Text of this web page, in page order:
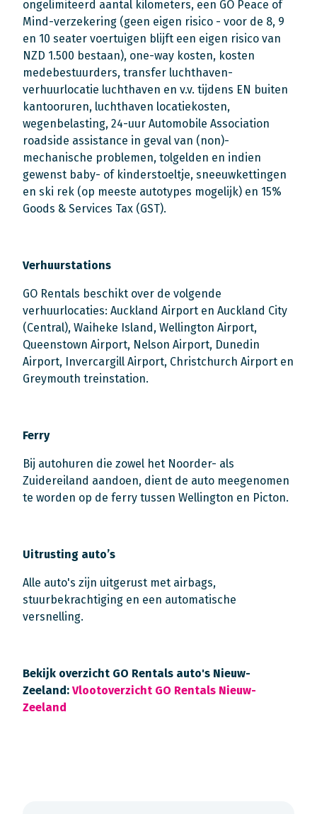
ongelimiteerd aantal kilometers, een GO Peace of
Mind-verzekering (geen eigen risico - voor de 8, 9
en 10 seater voertuigen blijft een eigen risico van
NZD 1.500 bestaan), one-way kosten, kosten
medebestuurders, transfer luchthaven-
verhuurlocatie luchthaven en v.v. tijdens EN buiten
kantooruren, luchthaven locatiekosten,
wegenbelasting, 24-uur Automobile Association
roadside assistance in geval van (non)-
mechanische problemen, tolgelden en indien
gewenst baby- of kinderstoeltje, sneeuwkettingen
en ski rek (op meeste autotypes mogelijk) en 15%
Goods & Services Tax (GST).
Verhuurstations
GO Rentals beschikt over de volgende
verhuurlocaties: Auckland Airport en Auckland City
(Central), Waiheke Island, Wellington Airport,
Queenstown Airport, Nelson Airport, Dunedin
Airport, Invercargill Airport, Christchurch Airport en
Greymouth treinstation.
Ferry
Bij autohuren die zowel het Noorder- als
Zuidereiland aandoen, dient de auto meegenomen
te worden op de ferry tussen Wellington en Picton.
Uitrusting auto’s
Alle auto's zijn uitgerust met airbags,
stuurbekrachtiging en een automatische
versnelling.
Bekijk overzicht GO Rentals auto's Nieuw-
Zeeland: Vlootoverzicht GO Rentals Nieuw-
Zeeland